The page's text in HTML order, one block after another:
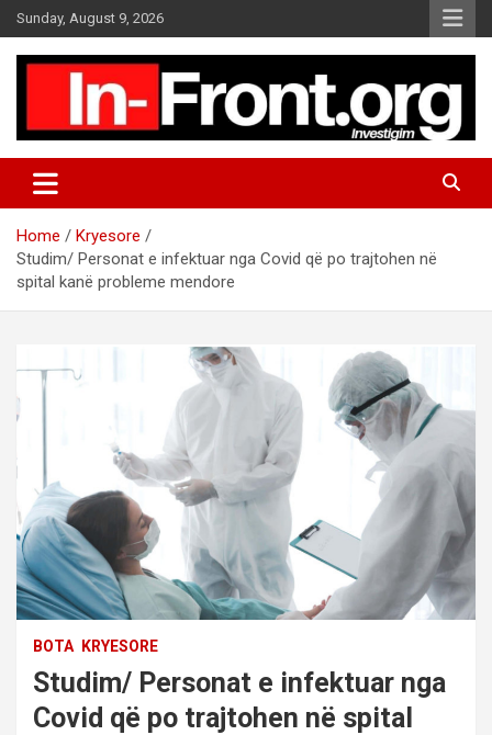
k
Sunday, August 9, 2026
Home
Kryesore
Studim/ Personat e infektuar nga Covid që po trajtohen në
spital kanë probleme mendore
BOTA KRYESORE
Studim/ Personat e infektuar nga
Covid që po trajtohen në spital